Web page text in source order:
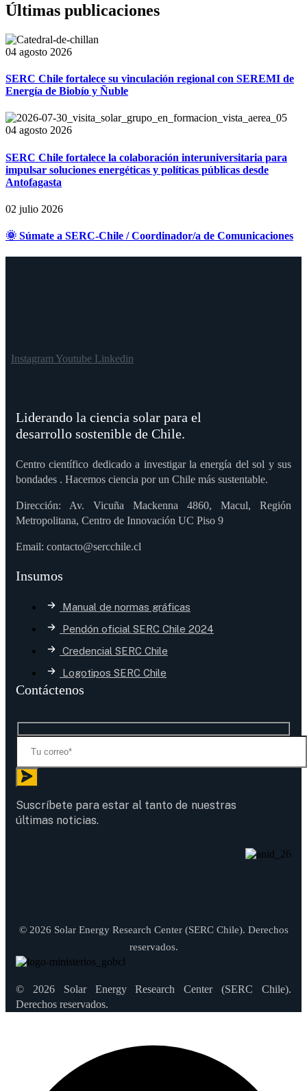
Últimas publicaciones
04 agosto 2026
SERC Chile fortalece su vinculación regional con SEREMI de
Energía de Biobío y Ñuble
04 agosto 2026
SERC Chile fortalece la colaboración interuniversitaria para
impulsar soluciones energéticas y políticas públicas desde
Antofagasta
02 julio 2026
🌞 Súmate a SERC-Chile / Coordinador/a de Comunicaciones
InstagramYoutube Linkedin
Liderando la ciencia solar para el
desarrollo sostenible de Chile.
Centro científico dedicado a investigar la energía del sol y sus
bondades . Hacemos ciencia por un Chile más sustentable.
Dirección: Av. Vicuña Mackenna 4860, Macul, Región
Metropolitana, Centro de Innovación UC Piso 9
Email: contacto@sercchile.cl
Insumos
Manual de normas gráficas
Pendón oficial SERC Chile 2024
Credencial SERC Chile
Logotipos SERC Chile
Contáctenos
Suscríbete para estar al tanto de nuestras
últimas noticias.
© 2026 Solar Energy Research Center (SERC Chile). Derechos
reservados.
© 2026 Solar Energy Research Center (SERC Chile).
Derechos reservados.